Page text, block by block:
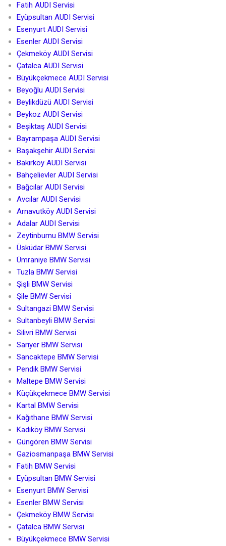
Fatih AUDI Servisi
Eyüpsultan AUDI Servisi
Esenyurt AUDI Servisi
Esenler AUDI Servisi
Çekmeköy AUDI Servisi
Çatalca AUDI Servisi
Büyükçekmece AUDI Servisi
Beyoğlu AUDI Servisi
Beylikdüzü AUDI Servisi
Beykoz AUDI Servisi
Beşiktaş AUDI Servisi
Bayrampaşa AUDI Servisi
Başakşehir AUDI Servisi
Bakırköy AUDI Servisi
Bahçelievler AUDI Servisi
Bağcılar AUDI Servisi
Avcılar AUDI Servisi
Arnavutköy AUDI Servisi
Adalar AUDI Servisi
Zeytinburnu BMW Servisi
Üsküdar BMW Servisi
Ümraniye BMW Servisi
Tuzla BMW Servisi
Şişli BMW Servisi
Şile BMW Servisi
Sultangazi BMW Servisi
Sultanbeyli BMW Servisi
Silivri BMW Servisi
Sarıyer BMW Servisi
Sancaktepe BMW Servisi
Pendik BMW Servisi
Maltepe BMW Servisi
Küçükçekmece BMW Servisi
Kartal BMW Servisi
Kağıthane BMW Servisi
Kadıköy BMW Servisi
Güngören BMW Servisi
Gaziosmanpaşa BMW Servisi
Fatih BMW Servisi
Eyüpsultan BMW Servisi
Esenyurt BMW Servisi
Esenler BMW Servisi
Çekmeköy BMW Servisi
Çatalca BMW Servisi
Büyükçekmece BMW Servisi